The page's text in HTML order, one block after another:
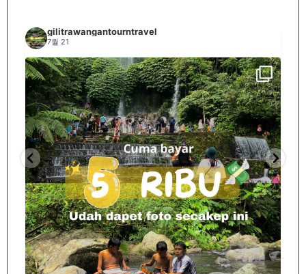
gilitrawangantourntravel
7월 21
Spill tempat 5Rb an di lombok tengah,
nama
...
12 0